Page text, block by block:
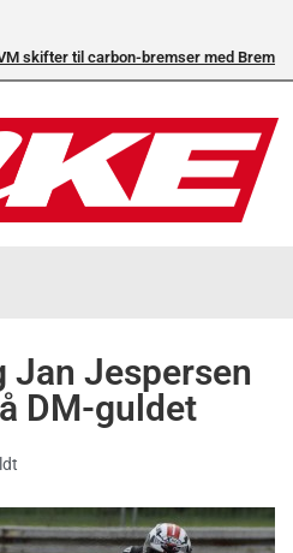
med Brembo som
Jan Jespersen
DM-guldet